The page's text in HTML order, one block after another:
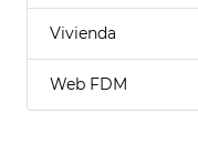
Vivienda
Web FDM